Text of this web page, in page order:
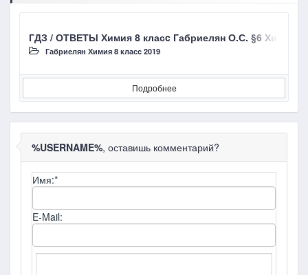
ГДЗ / ОТВЕТЫ Химия 8 класc Габриелян О.С. §6
Габриелян Химия 8 класc 2019
Подробнее
%USERNAME%, оставишь комментарий?
Имя:*
E-Mail: